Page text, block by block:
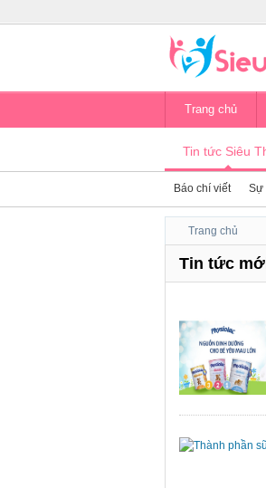
Trang chủ
Tin tức Siêu
Báo chí viết Sự
Trang chủ
Tin tức